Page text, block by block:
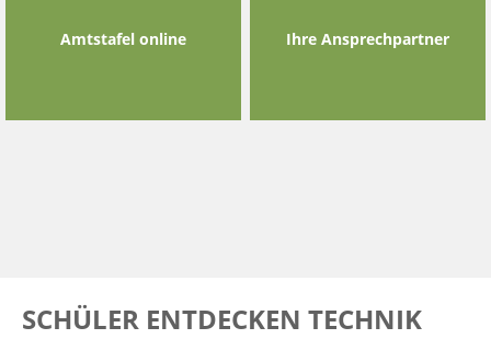
Amtstafel online Ihre Ansprechpartner
SCHÜLER ENTDECKEN TECHNIK